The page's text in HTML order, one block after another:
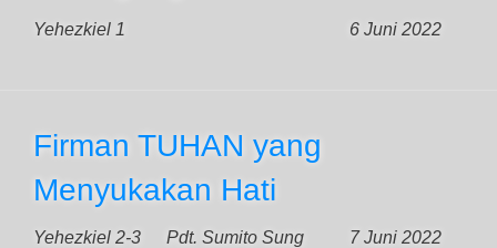
Yehezkiel 1 6 Juni 2022
Firman TUHAN yang
Menyukakan Hati
Yehezkiel 2-3 7 Juni 2022
Pdt. Sumito Sung